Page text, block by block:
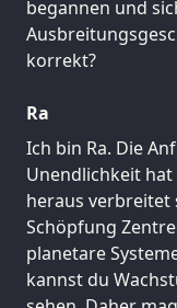
begannen und
korrekt?
Ra
Ich bin Ra. Die
Unendlichkeit
heraus verbreitet
Schöpfung
planetare
kannst du